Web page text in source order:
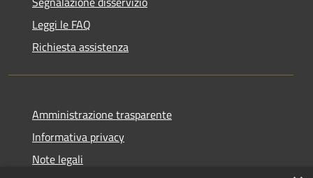
Leggi le FAQ
Richiesta assistenza
Amministrazione trasparente
Informativa privacy
Note legali